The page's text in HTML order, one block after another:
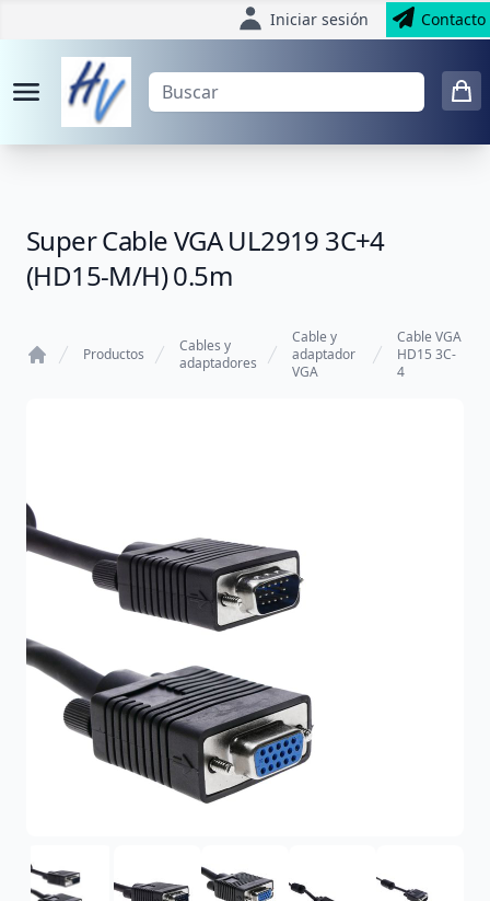
Iniciar sesión Contacto
Super Cable VGA UL2919 3C+4
(HD15-M/H) 0.5m
Productos
Cables y
adaptadores
Cable y
adaptador
VGA
Cable VGA
HD15 3C-
4